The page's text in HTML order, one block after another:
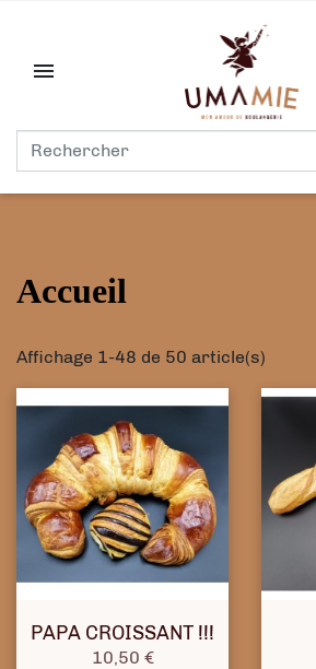

Accueil
Affichage 1-48 de 50 article(s)
PAPA CROISSANT !!!
Prix
10,50 €